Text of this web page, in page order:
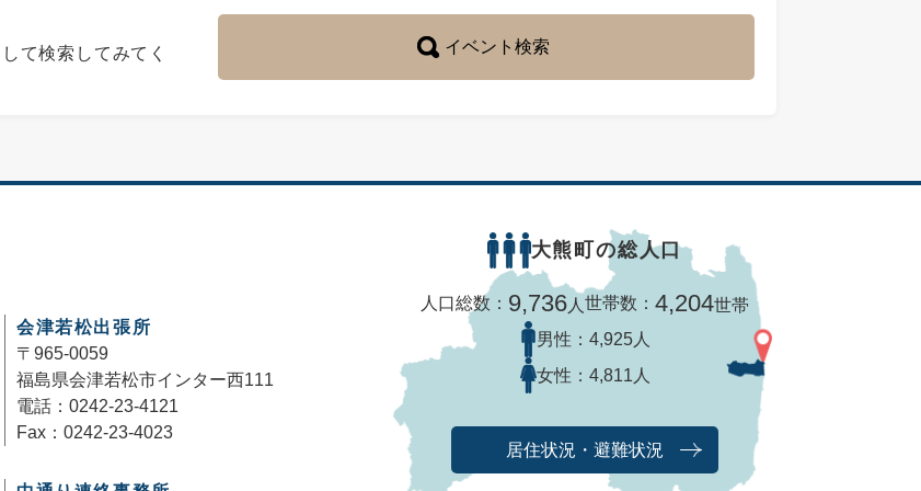
て検索してみてく
イベント検索
会津若松出張所
〒965-0059
福島県会津若松市インター西111
電話：0242-23-4121
Fax：0242-23-4023
大熊町の総人口
人口総数： 9,736 人 世帯数： 4,204世帯
男性： 4,925人
女性： 4,811人
居住状況・避難状況